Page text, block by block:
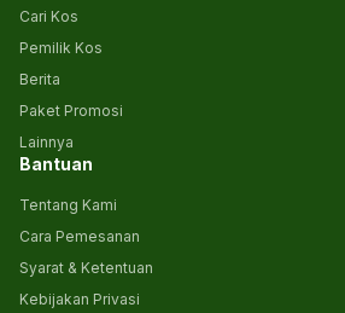
Cari Kos
Pemilik Kos
Berita
Paket Promosi
Lainnya
Bantuan
Tentang Kami
Cara Pemesanan
Syarat & Ketentuan
Kebijakan Privasi